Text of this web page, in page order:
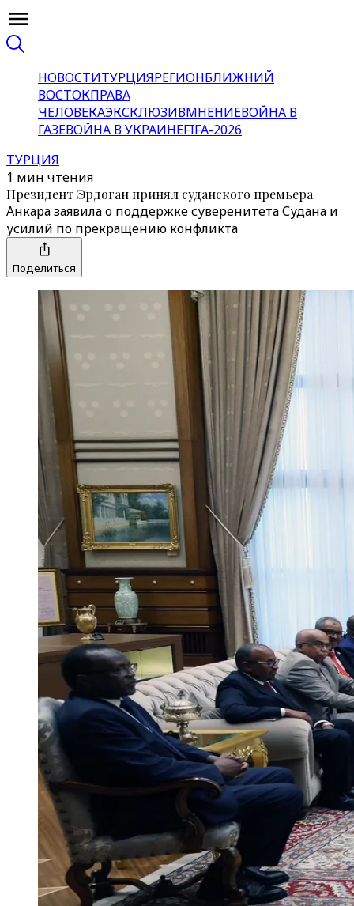
НОВОСТИТУРЦИЯРЕГИОНБЛИЖНИЙ
ВОСТОКПРАВА
ЧЕЛОВЕКАЭКСКЛЮЗИВМНЕНИЕВОЙНА В
ГАЗЕВОЙНА В УКРАИНЕFIFA-2026
ТУРЦИЯ
1 мин чтения
Президент Эрдоган принял суданского премьера
Анкара заявила о поддержке суверенитета Судана и
усилий по прекращению конфликта
Поделиться